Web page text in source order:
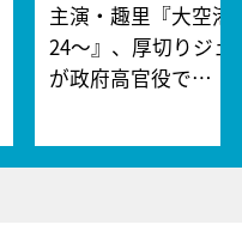
主演・趣里『大空港
24～』、厚切りジェ
が政府高官役で…